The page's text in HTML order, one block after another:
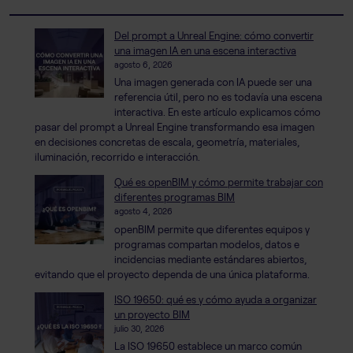
Del prompt a Unreal Engine: cómo convertir
una imagen IA en una escena interactiva
agosto 6, 2026
Una imagen generada con IA puede ser una
referencia útil, pero no es todavía una escena
interactiva. En este artículo explicamos cómo
pasar del prompt a Unreal Engine transformando esa imagen
en decisiones concretas de escala, geometría, materiales,
iluminación, recorrido e interacción.
Qué es openBIM y cómo permite trabajar con
diferentes programas BIM
agosto 4, 2026
openBIM permite que diferentes equipos y
programas compartan modelos, datos e
incidencias mediante estándares abiertos,
evitando que el proyecto dependa de una única plataforma.
ISO 19650: qué es y cómo ayuda a organizar
un proyecto BIM
julio 30, 2026
La ISO 19650 establece un marco común